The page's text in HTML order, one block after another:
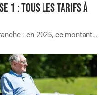
1 : tous les tarifs à
: en 2025, ce montant…